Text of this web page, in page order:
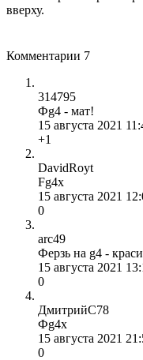
вверху.
Комментарии 7
314795
Фg4 - мат!
15 августа 2021
+1
DavidRoyt
Fg4x
15 августа 2021
0
arc49
Ферзь на g4 -
15 августа 2021
0
ДмитрийС78
Фg4x
15 августа 2021
0